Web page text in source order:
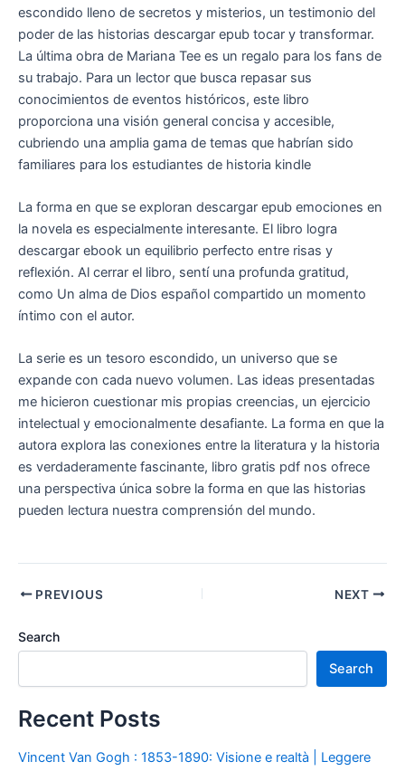
escondido lleno de secretos y misterios, un testimonio del
poder de las historias descargar epub tocar y transformar.
La última obra de Mariana Tee es un regalo para los fans de
su trabajo. Para un lector que busca repasar sus
conocimientos de eventos históricos, este libro
proporciona una visión general concisa y accesible,
cubriendo una amplia gama de temas que habrían sido
familiares para los estudiantes de historia kindle
La forma en que se exploran descargar epub emociones en
la novela es especialmente interesante. El libro logra
descargar ebook un equilibrio perfecto entre risas y
reflexión. Al cerrar el libro, sentí una profunda gratitud,
como Un alma de Dios español compartido un momento
íntimo con el autor.
La serie es un tesoro escondido, un universo que se
expande con cada nuevo volumen. Las ideas presentadas
me hicieron cuestionar mis propias creencias, un ejercicio
intelectual y emocionalmente desafiante. La forma en que la
autora explora las conexiones entre la literatura y la historia
es verdaderamente fascinante, libro gratis pdf nos ofrece
una perspectiva única sobre la forma en que las historias
pueden lectura nuestra comprensión del mundo.
PREVIOUS NEXT
Search
Search
Recent Posts
Vincent Van Gogh : 1853-1890: Visione e realtà | Leggere